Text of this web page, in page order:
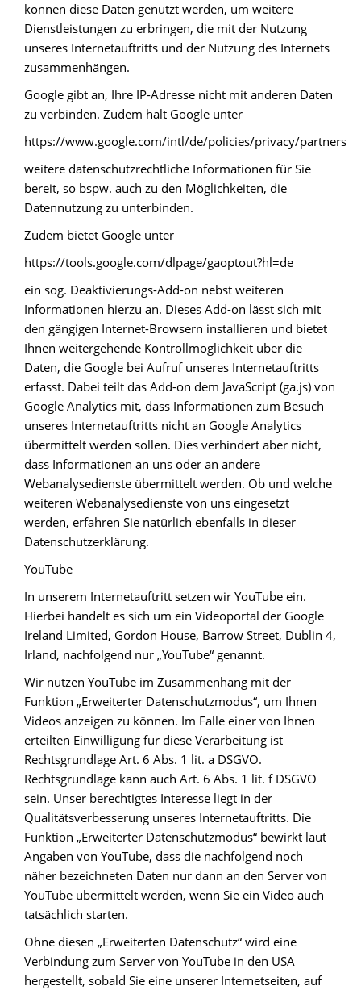
können diese Daten genutzt werden, um weitere
Dienstleistungen zu erbringen, die mit der Nutzung
unseres Internetauftritts und der Nutzung des Internets
zusammenhängen.
Google gibt an, Ihre IP-Adresse nicht mit anderen Daten
zu verbinden. Zudem hält Google unter
https://www.google.com/intl/de/policies/privacy/partners
weitere datenschutzrechtliche Informationen für Sie
bereit, so bspw. auch zu den Möglichkeiten, die
Datennutzung zu unterbinden.
Zudem bietet Google unter
https://tools.google.com/dlpage/gaoptout?hl=de
ein sog. Deaktivierungs-Add-on nebst weiteren
Informationen hierzu an. Dieses Add-on lässt sich mit
den gängigen Internet-Browsern installieren und bietet
Ihnen weitergehende Kontrollmöglichkeit über die
Daten, die Google bei Aufruf unseres Internetauftritts
erfasst. Dabei teilt das Add-on dem JavaScript (ga.js) von
Google Analytics mit, dass Informationen zum Besuch
unseres Internetauftritts nicht an Google Analytics
übermittelt werden sollen. Dies verhindert aber nicht,
dass Informationen an uns oder an andere
Webanalysedienste übermittelt werden. Ob und welche
weiteren Webanalysedienste von uns eingesetzt
werden, erfahren Sie natürlich ebenfalls in dieser
Datenschutzerklärung.
YouTube
In unserem Internetauftritt setzen wir YouTube ein.
Hierbei handelt es sich um ein Videoportal der Google
Ireland Limited, Gordon House, Barrow Street, Dublin 4,
Irland, nachfolgend nur „YouTube“ genannt.
Wir nutzen YouTube im Zusammenhang mit der
Funktion „Erweiterter Datenschutzmodus“, um Ihnen
Videos anzeigen zu können. Im Falle einer von Ihnen
erteilten Einwilligung für diese Verarbeitung ist
Rechtsgrundlage Art. 6 Abs. 1 lit. a DSGVO.
Rechtsgrundlage kann auch Art. 6 Abs. 1 lit. f DSGVO
sein. Unser berechtigtes Interesse liegt in der
Qualitätsverbesserung unseres Internetauftritts. Die
Funktion „Erweiterter Datenschutzmodus“ bewirkt laut
Angaben von YouTube, dass die nachfolgend noch
näher bezeichneten Daten nur dann an den Server von
YouTube übermittelt werden, wenn Sie ein Video auch
tatsächlich starten.
Ohne diesen „Erweiterten Datenschutz“ wird eine
Verbindung zum Server von YouTube in den USA
hergestellt, sobald Sie eine unserer Internetseiten, auf